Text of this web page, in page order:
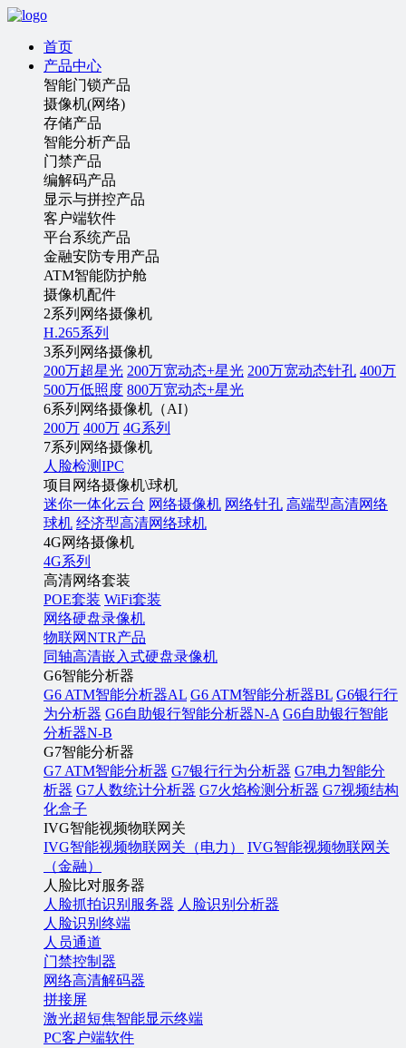
首页
产品中心
智能门锁产品
摄像机(网络)
存储产品
智能分析产品
门禁产品
编解码产品
显示与拼控产品
客户端软件
平台系统产品
金融安防专用产品
ATM智能防护舱
摄像机配件
2系列网络摄像机
H.265系列
3系列网络摄像机
200万超星光 200万宽动态+星光 200万宽动态针孔 400万
500万低照度 800万宽动态+星光
6系列网络摄像机（AI）
200万 400万 4G系列
7系列网络摄像机
人脸检测IPC
项目网络摄像机\球机
迷你一体化云台 网络摄像机 网络针孔 高端型高清网络
球机 经济型高清网络球机
4G网络摄像机
4G系列
高清网络套装
POE套装 WiFi套装
网络硬盘录像机
物联网NTR产品
同轴高清嵌入式硬盘录像机
G6智能分析器
G6 ATM智能分析器AL G6 ATM智能分析器BL G6银行行
为分析器 G6自助银行智能分析器N-A G6自助银行智能
分析器N-B
G7智能分析器
G7 ATM智能分析器 G7银行行为分析器 G7电力智能分
析器 G7人数统计分析器 G7火焰检测分析器 G7视频结构
化盒子
IVG智能视频物联网关
IVG智能视频物联网关（电力）
IVG智能视频物联网关
（金融）
人脸比对服务器
人脸抓拍识别服务器 人脸识别分析器
人脸识别终端
人员通道
门禁控制器
网络高清解码器
拼接屏
激光超短焦智能显示终端
PC客户端软件